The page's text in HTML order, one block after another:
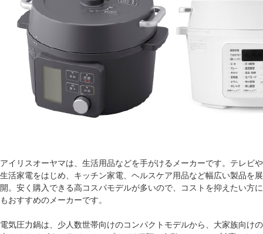
アイリスオーヤマは、生活用品などを手がけるメーカーです。テレビや
生活家電をはじめ、キッチン家電、ヘルスケア用品など幅広い製品を展
開。安く購入できる高コスパモデルが多いので、コストを抑えたい方に
もおすすめのメーカーです。
電気圧力鍋は、少人数世帯向けのコンパクトモデルから、大家族向けの